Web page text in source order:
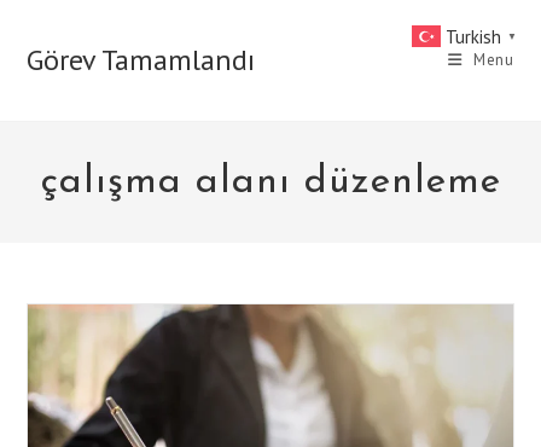
contentGörev Tamamlandı Menu
çalışma alanı düzenleme
Turkish ▼